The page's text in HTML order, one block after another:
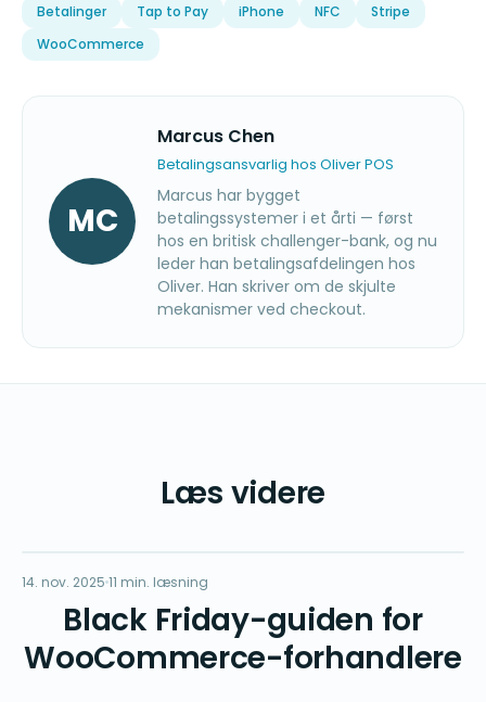
Betalinger Tap to Pay iPhone NFC
Stripe
WooCommerce
MC
Marcus Chen
Betalingsansvarlig hos Oliver POS
Marcus har bygget
betalingssystemer i et årti — først
hos en britisk challenger-bank, og nu
leder han betalingsafdelingen hos
Oliver. Han skriver om de skjulte
mekanismer ved checkout.
Læs videre
DRIFT
BF
14. nov. 2025 11 min. læsning
Black Friday-guiden for
WooCommerce-forhandlere